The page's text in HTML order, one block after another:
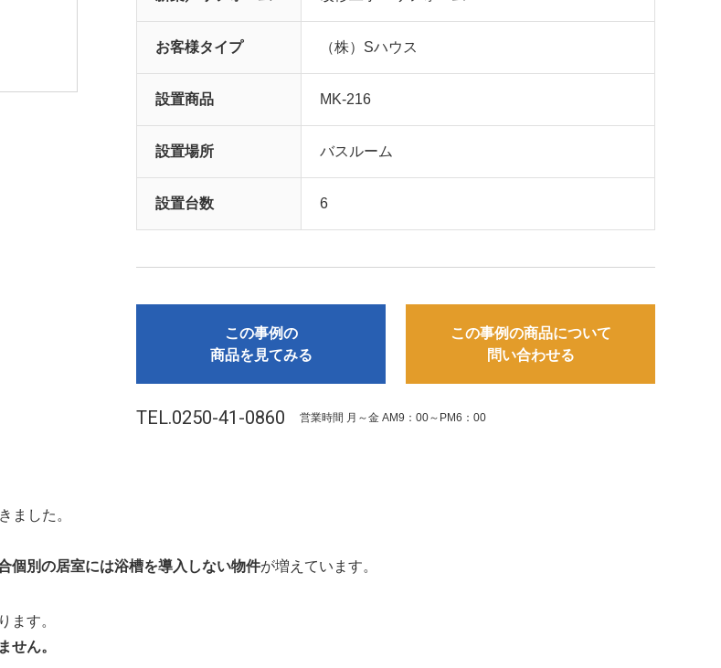
お客様タイプ （株）Sハウス
設置商品 MK-216
設置場所 バスルーム
設置台数 6
この事例の
商品を見てみる
この事例の商品について
問い合わせる
TEL.0250-41-0860 営業時間 月～金 AM9：00～PM6：00
ました。
個別の居室には浴槽を導入しない物件が増えています。
ます。
せん。